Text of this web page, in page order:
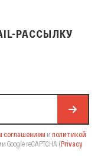
РАССЫЛКУ
соглашением и политикой
Google reCAPTCHA (Privacy